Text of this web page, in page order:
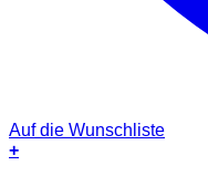
Auf die Wunschliste
+